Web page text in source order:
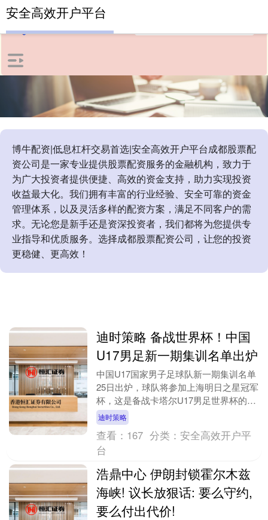
博牛配资|低息杠杆交易首选|安全高效开户平台成都股票配
资公司是一家专业提供股票配资服务的金融机构，致力于
为广大投资者提供便捷、高效的资金支持，助力实现投资
收益最大化。我们拥有丰富的行业经验、安全可靠的资金
管理体系，以及灵活多样的配资方案，满足不同客户的需
求。无论您是新手还是资深投资者，我们都将为您提供专
业指导和优质服务。选择成都股票配资公司，让您的投资
更稳健、更高效！
安全高效开户平台
迪时策略 备战世界杯！中国
U17男足新一期集训名单出炉
中国U17国家男子足球队新一期集训名单
25日出炉，球队将参加上海明日之星冠军
杯，这是备战卡塔尔U17男足世界杯的重
要练兵赛事。 中国足协发布的公告称，
为全力做好....
迪时策略
查看： 167 分类：安全高效开户平
台
浩鼎中心 伊朗封锁霍尔木兹
海峡! 议长放狠话: 要么守约,
要么付出代价!